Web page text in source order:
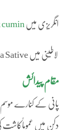
انگریزی میں cumin
لاطینی میں Nigella Sative
مقام پیدائش
پانی کے کنارے موسم
دکن میں عموماًکاشت